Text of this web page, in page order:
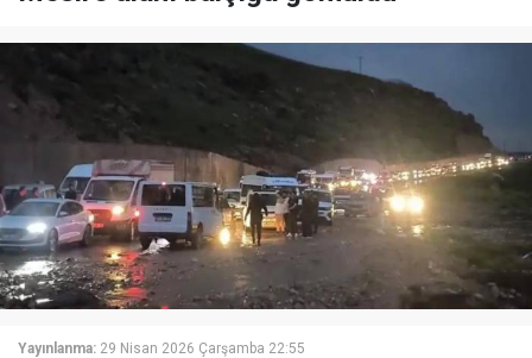
Yayınlanma: 29 Nisan 2026 Çarşamba 22:55